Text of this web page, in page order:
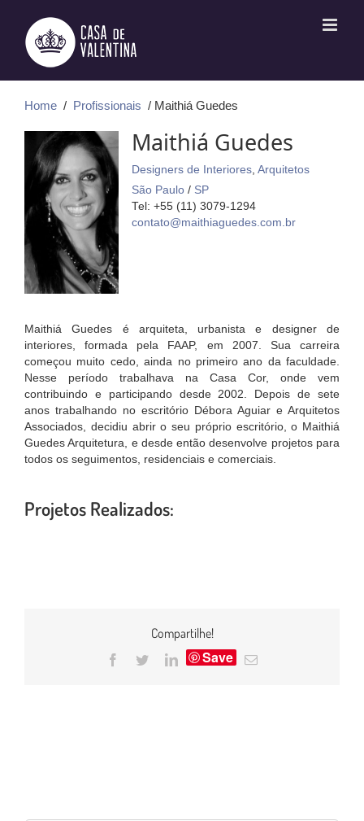
conteúdo
Home / Profissionais / Maithiá Guedes
Maithiá Guedes
Designers de Interiores Arquitetos
São Paulo / SP
Tel: +55 (11) 3079-1294
contato@maithiaguedes.com.br
Maithiá Guedes é arquiteta, urbanista e designer de
interiores, formada pela FAAP, em 2007. Sua carreira
começou muito cedo, ainda no primeiro ano da faculdade.
Nesse período trabalhava na Casa Cor, onde vem
contribuindo e participando desde 2002. Depois de sete
anos trabalhando no escritório Débora Aguiar e Arquitetos
Associados, decidiu abrir o seu próprio escritório, o Maithiá
Guedes Arquitetura, e desde então desenvolve projetos para
todos os seguimentos, residenciais e comerciais.
Projetos Realizados:
Compartilhe!
Facebook
TwitterLinkedIn
Save
E-